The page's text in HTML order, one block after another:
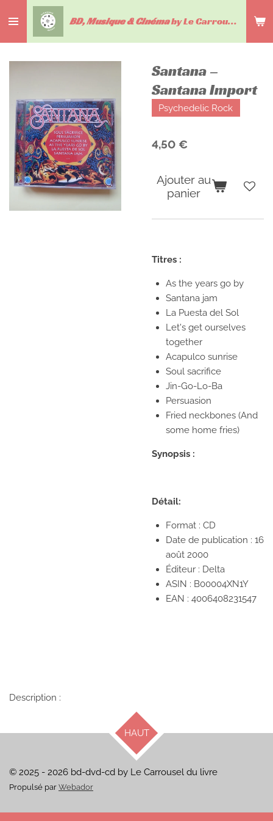
au
contenu
BD, Musique & Cinémaby Le Carrousel du livre
Santana –
Santana Import
Psychedelic Rock
4,50 €
Ajouter au
panier
Titres :
As the years go by
Santana jam
La Puesta del Sol
Let's get ourselves
together
Acapulco sunrise
Soul sacrifice
Jin-Go-Lo-Ba
Persuasion
Fried neckbones (And
some home fries)
Synopsis :
Détail:
Format : CD
Date de publication : 16
août 2000
Éditeur : Delta
ASIN : B00004XN1Y
EAN : 4006408231547
Description :
HAUT
© 2025 - 2026 bd-dvd-cd by Le Carrousel du livre
Propulsé par Webador